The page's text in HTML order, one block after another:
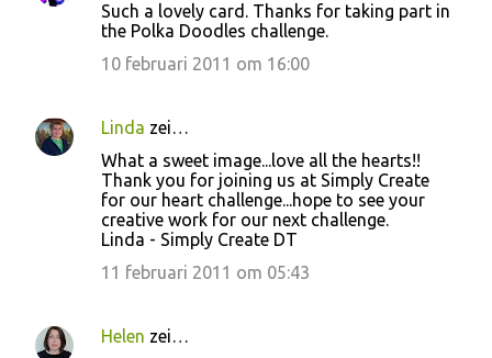
Such a lovely card. Thanks for taking part in
the Polka Doodles challenge.
10 februari 2011 om 16:00
Linda zei…
What a sweet image...love all the hearts!!
Thank you for joining us at Simply Create
for our heart challenge...hope to see your
creative work for our next challenge.
Linda - Simply Create DT
11 februari 2011 om 05:43
Helen zei…